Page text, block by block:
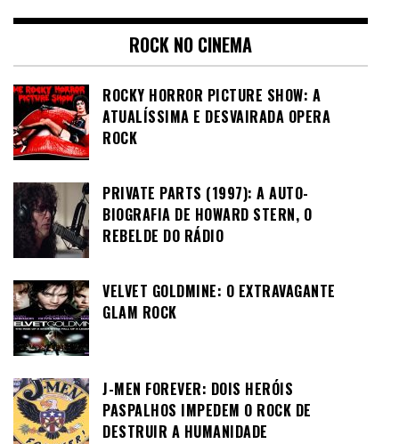
ROCK NO CINEMA
ROCKY HORROR PICTURE SHOW: A
ATUALÍSSIMA E DESVAIRADA OPERA
ROCK
PRIVATE PARTS (1997): A AUTO-
BIOGRAFIA DE HOWARD STERN, O
REBELDE DO RÁDIO
VELVET GOLDMINE: O EXTRAVAGANTE
GLAM ROCK
J-MEN FOREVER: DOIS HERÓIS
PASPALHOS IMPEDEM O ROCK DE
DESTRUIR A HUMANIDADE